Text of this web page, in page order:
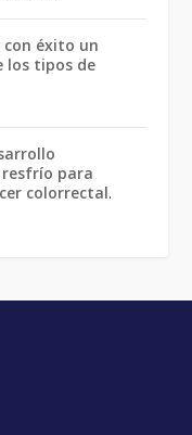
éxito un
los tipos de
para
colorrectal.